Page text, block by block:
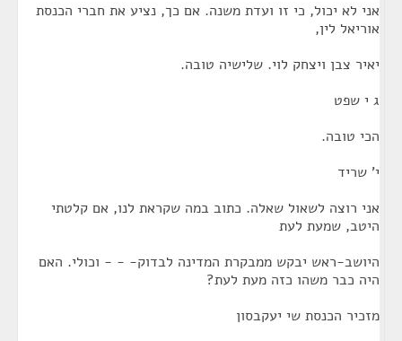
אני לא יכול, כי זו ועדת משנה. אם כך, נציע את חברי הכנסת
אוריאל לין,
יאיר צבן ויצחק לוי. שלישיה טובה.
ג י שפט
הכי טובה.
י' שריד
אני רוצה לשאול שאלה. כתוב במה שקראת לנו, אם קלטתי
היטב, שמעת לעת
היושב-ראש יבקש ממבקרת המדינה לבדוק- - - וכולי. האם
היה כבר משהו כזה מעת לעת?
מזכיר הכנסת שי יעקבסון